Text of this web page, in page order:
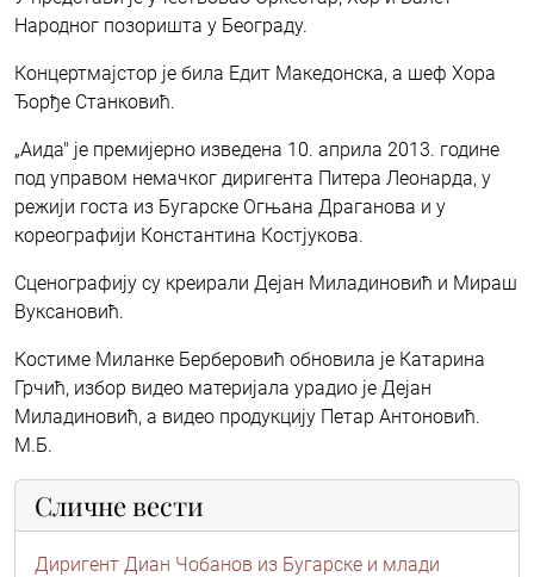
Народног позоришта у Београду.
Концертмајстор је била Едит Македонска, а шеф Хора
Ђорђе Станковић.
„Аида" је премијерно изведена 10. априла 2013. године
под управом немачког диригента Питера Леонарда, у
режији госта из Бугарске Огњана Драганова и у
кореографији Константина Костјукова.
Сценографију су креирали Дејан Миладиновић и Мираш
Вуксановић.
Костиме Миланке Берберовић обновила је Катарина
Грчић, избор видео материјала урадио је Дејан
Миладиновић, а видео продукцију Петар Антоновић.
М.Б.
Сличне вести
Диригент Диан Чобанов из Бугарске и млади